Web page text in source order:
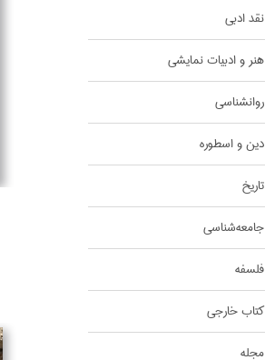
نقد ادبي
هنر و ادبيات نمايشي
روانشناسي
دين و اسطوره
تاريخ
جامعه‌شناسي
فلسفه
كتاب خارجي
مجله